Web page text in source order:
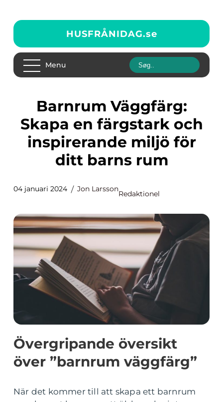
HUSFRÅNIDAG.se
Menu
Barnrum Väggfärg:
Skapa en färgstark och
inspirerande miljö för
ditt barns rum
04 januari 2024 Jon Larsson
Redaktionel
Övergripande översikt
över ”barnrum väggfärg”
När det kommer till att skapa ett barnrum